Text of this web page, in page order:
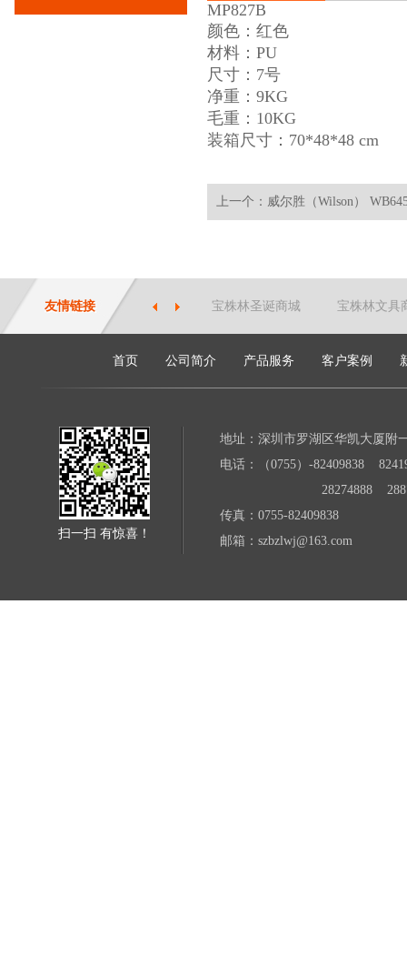
MP827B
颜色：红色
材料：PU
尺寸：7号
净重：9KG
毛重：10KG
装箱尺寸：70*48*48 cm
上一个：威尔胜（Wilson）
友情链接 宝株林圣诞商城 宝株林文具
首页 公司简介 产品服务 客户案例
扫一扫 有惊喜！
地址：深圳市罗湖区华凯大厦附
电话：（0755）-82409838
28274888
传真：0755-82409838
邮箱：szbzlwj@163.com